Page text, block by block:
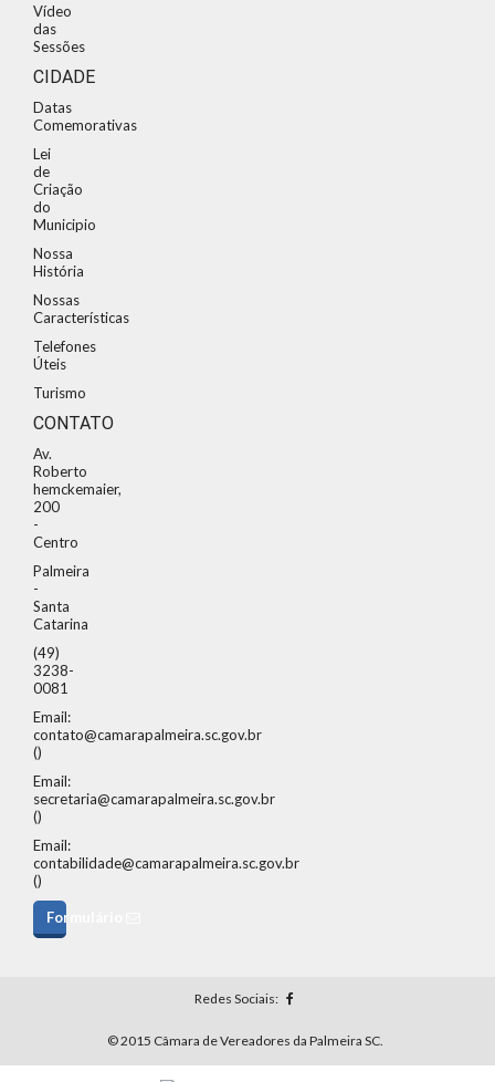
Vídeo
das
Sessões
CIDADE
Datas
Comemorativas
Lei
de
Criação
do
Municipio
Nossa
História
Nossas
Características
Telefones
Úteis
Turismo
CONTATO
Av.
Roberto
hemckemaier,
200
-
Centro
Palmeira
-
Santa
Catarina
(49)
3238-
0081
Email:
contato@camarapalmeira.sc.gov.br
()
Email:
secretaria@camarapalmeira.sc.gov.br
()
Email:
contabilidade@camarapalmeira.sc.gov.br
()
Formulário
Redes Sociais:
© 2015 Câmara de Vereadores da Palmeira SC.